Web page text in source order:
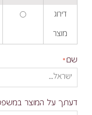
דירוג
מוצר
שם
דעתך על המוצר